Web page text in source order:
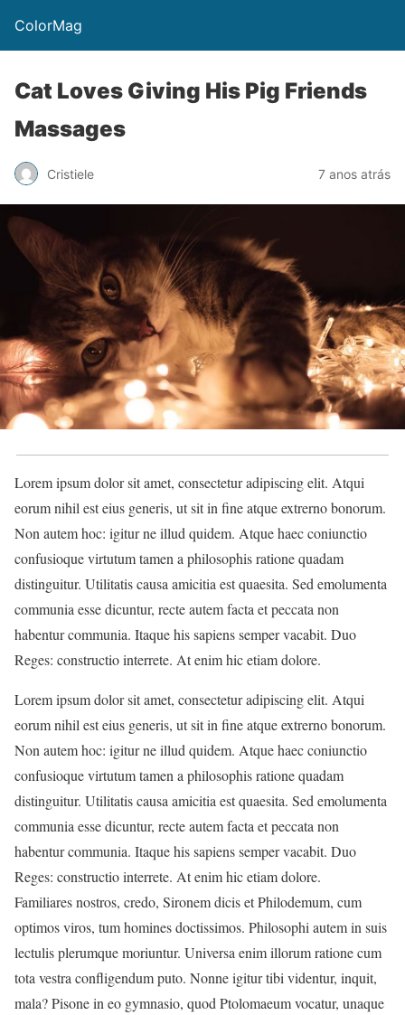
ColorMag
Cat Loves Giving His Pig Friends
Massages
Cristiele 7 anos atrás
Lorem ipsum dolor sit amet, consectetur adipiscing elit. Atqui
eorum nihil est eius generis, ut sit in fine atque extrerno bonorum.
Non autem hoc: igitur ne illud quidem. Atque haec coniunctio
confusioque virtutum tamen a philosophis ratione quadam
distinguitur. Utilitatis causa amicitia est quaesita. Sed emolumenta
communia esse dicuntur, recte autem facta et peccata non
habentur communia. Itaque his sapiens semper vacabit. Duo
Reges: constructio interrete. At enim hic etiam dolore.
Lorem ipsum dolor sit amet, consectetur adipiscing elit. Atqui
eorum nihil est eius generis, ut sit in fine atque extrerno bonorum.
Non autem hoc: igitur ne illud quidem. Atque haec coniunctio
confusioque virtutum tamen a philosophis ratione quadam
distinguitur. Utilitatis causa amicitia est quaesita. Sed emolumenta
communia esse dicuntur, recte autem facta et peccata non
habentur communia. Itaque his sapiens semper vacabit. Duo
Reges: constructio interrete. At enim hic etiam dolore.
Familiares nostros, credo, Sironem dicis et Philodemum, cum
optimos viros, tum homines doctissimos. Philosophi autem in suis
lectulis plerumque moriuntur. Universa enim illorum ratione cum
tota vestra confligendum puto. Nonne igitur tibi videntur, inquit,
mala? Pisone in eo gymnasio, quod Ptolomaeum vocatur, unaque